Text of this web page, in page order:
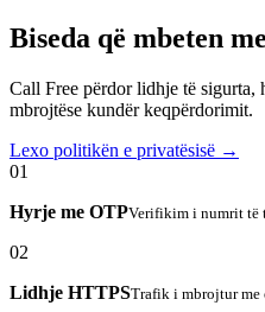
Biseda që mbeten
Call Free përdor lidhje të
mbrojtëse kundër keqpërdorimit.
Lexo politikën e privatësisë →
01
Hyrje me OTPVerifikim i numrit të
02
Lidhje HTTPSTrafik i mbrojtur me